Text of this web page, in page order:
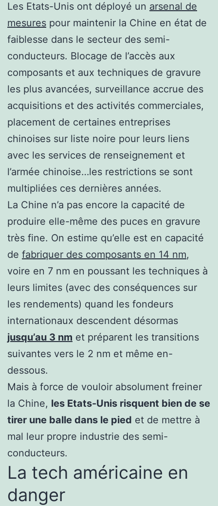
Les Etats-Unis ont déployé un arsenal de
mesures pour maintenir la Chine en état de
faiblesse dans le secteur des semi-
conducteurs. Blocage de l’accès aux
composants et aux techniques de gravure
les plus avancées, surveillance accrue des
acquisitions et des activités commerciales,
placement de certaines entreprises
chinoises sur liste noire pour leurs liens
avec les services de renseignement et
l’armée chinoise…les restrictions se sont
multipliées ces dernières années.
La Chine n’a pas encore la capacité de
produire elle-même des puces en gravure
très fine. On estime qu’elle est en capacité
de fabriquer des composants en 14 nm,
voire en 7 nm en poussant les techniques à
leurs limites (avec des conséquences sur
les rendements) quand les fondeurs
internationaux descendent désormas
jusqu’au 3 nm et préparent les transitions
suivantes vers le 2 nm et même en-
dessous.
Mais à force de vouloir absolument freiner
la Chine, les Etats-Unis risquent bien de se
tirer une balle dans le pied et de mettre à
mal leur propre industrie des semi-
conducteurs.
La tech américaine en
danger